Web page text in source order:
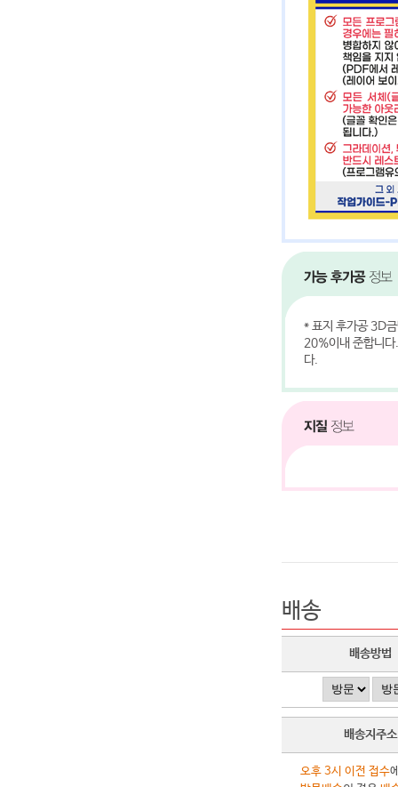
* 표지 후가공 3D
20%이내 준합니다
다.
배송
배송방법
배송지주소
오후 3시 이전 접수